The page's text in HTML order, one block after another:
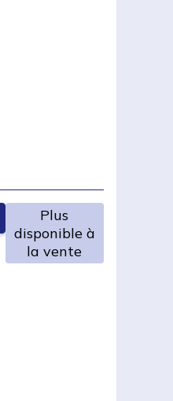
Plus
disponible à
la vente